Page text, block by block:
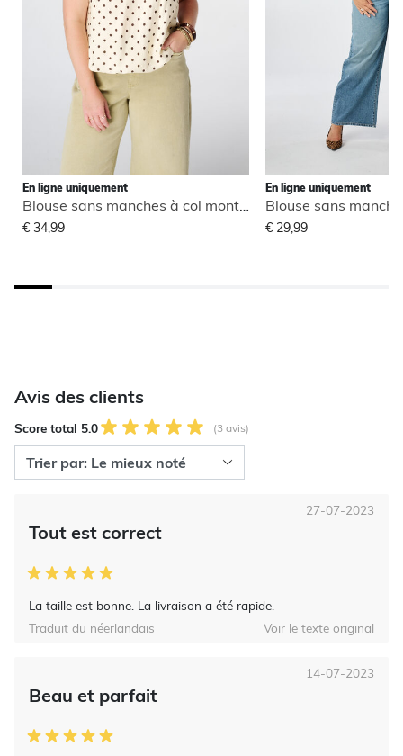
En ligne uniquement
Blouse sans manches à col montant
€ 34,99
En ligne uniquement
€ 29,99
Avis des clients
Score total 5.0 (3 avis)
Tout est correct
La taille est bonne. La livraison a été rapide.
27-07-2023
Traduit du néerlandais Voir le texte original
Beau et parfait
14-07-2023